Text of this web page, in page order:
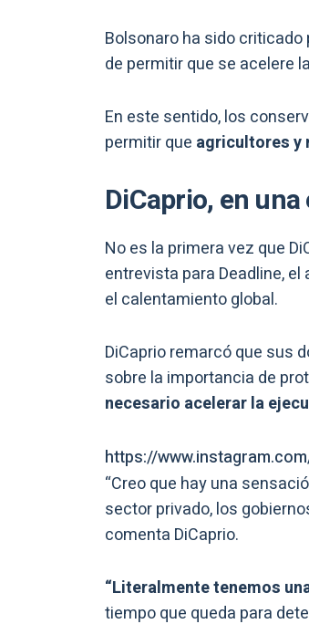
Bolsonaro ha sido
de permitir que se acelere la
En este sentido, los
permitir que agricultores y
DiCaprio, en
No es la primera vez que
entrevista para Deadline,
el calentamiento global.
DiCaprio remarcó que sus
sobre la importancia de
necesario acelerar la
https://
“Creo que hay una
sector privado, los
comenta DiCaprio.
“Literalmente tenemos
tiempo que queda para